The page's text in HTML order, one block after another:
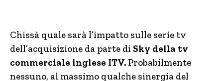
Chissà quale sarà l’impatto sulle serie tv
dell’acquisizione da parte di Sky della tv
commerciale inglese ITV. Probabilmente
nessuno, al massimo qualche sinergia del